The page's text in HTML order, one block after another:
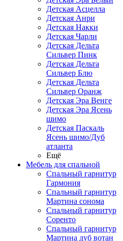
Детская Асцелла
Детская Анри
Детская Накки
Детская Чарли
Детская Дельта
Сильвер Пинк
Детская Дельта
Сильвер Блю
Детская Дельта
Сильвер Оранж
Детская Эра Венге
Детская Эра Ясень
шимо
Детская Паскаль
Ясень шимо/Дуб
атланта
Ещё
Мебель для спальной
Спальный гарнитур
Гармония
Спальный гарнитур
Мартина сонома
Спальный гарнитур
Соренто
Спальный гарнитур
Мартина дуб вотан